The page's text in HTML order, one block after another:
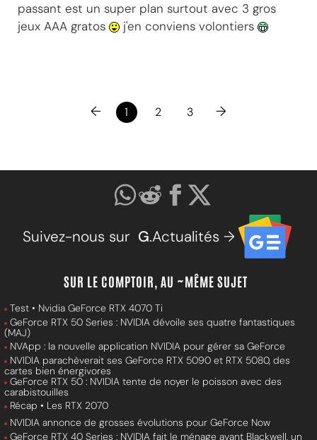
passant est un super plan surtout avec 3 gros
jeux AAA gratos
j'en conviens volontiers
← 1 2 3 →
Suivez-nous sur G.Actualités →
SUR LE COMPTOIR, AU ~MÊME SUJET
Test • Nvidia GeForce RTX 4070 Ti
GeForce RTX 50 Series : NVIDIA dévoile ses quatre fantastiques
(MAJ)
NVApp : la nouvelle application NVIDIA pour gérer sa GeForce
NVIDIA parachèverait ses GeForce RTX 5090 et RTX 5080, des
cartes bien énergivores
GeForce RTX 50 : NVIDIA tente de noyer le poisson avec des
carabistouilles
Récap • Les RTX 2070
NVIDIA annonce de grosses évolutions pour GeForce Now
GeForce RTX 40 Series : NVIDIA fait le ménage avant Blackwell, un